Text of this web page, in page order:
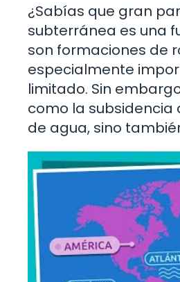
¿Sabías que gran
subterránea es una
son formaciones de
especialmente
limitado. Sin
como la subsidencia
de agua, sino